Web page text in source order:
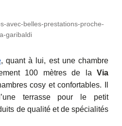
avec-belles-prestations-proche-
garibaldi
, quant à lui, est une chambre
100 mètres de la Via
cosy et confortables. Il
terrasse pour le petit
de qualité et de spécialités